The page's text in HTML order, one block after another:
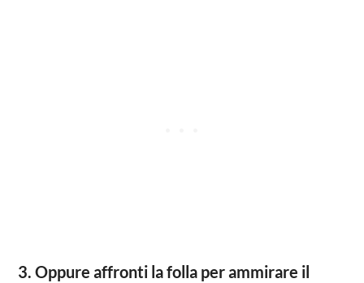
3. Oppure affronti la folla per ammirare il